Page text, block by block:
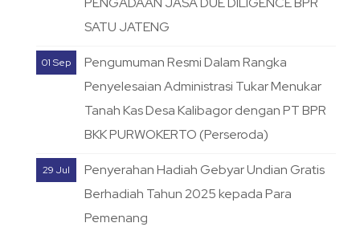
SATU JATENG
01 Sep
Pengumuman Resmi Dalam Rangka
Penyelesaian Administrasi Tukar Menukar
Tanah Kas Desa Kalibagor dengan PT BPR
BKK PURWOKERTO (Perseroda)
29 Jul
Penyerahan Hadiah Gebyar Undian Gratis
Berhadiah Tahun 2025 kepada Para
Pemenang